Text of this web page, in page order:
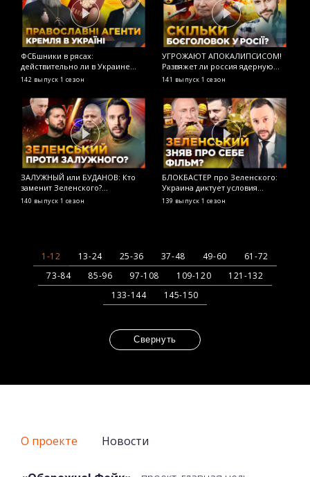
ФСБшники в рясах:
действительно ли в Украине
«преследуют христиан»?
142 выпуск 1 сезон
УГРОЖАЮТ АПОКАЛИПСИСОМ!
Развяжет ли россия ядерную
войну? ОСТОРОЖНО! ФЕЙК
141 выпуск 1 сезон
ЗАЛУЖНЫЙ или БУДАНОВ: Кто
заменит Зеленского?
ОСТОРОЖНО! ФЕЙК
140 выпуск 1 сезон
БЛОКБАСТЕР про Зеленского:
Украина диктует условия
Голливуду? ОСТОРОЖНО! ФЕЙК
139 выпуск 1 сезон
1-12 13-24 25-36 37-48 49-60
61-72
73-84
85-96 97-108 109-120
121-132
133-144
145-150
Свернуть
О проекте Новости